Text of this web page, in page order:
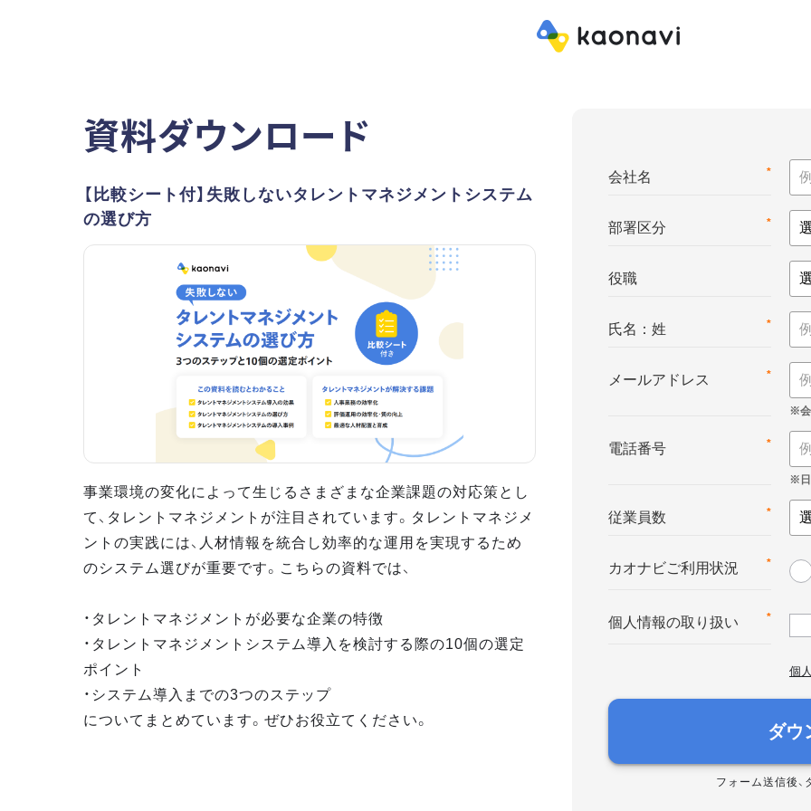
資料ダウンロード
【比較シート付】失敗しないタレントマネジメントシステム
の選び方
事業環境の変化によって生じるさまざまな企業課題の対応策とし
て、タレントマネジメントが注目されています。タレントマネジメ
ントの実践には、人材情報を統合し効率的な運用を実現するため
のシステム選びが重要です。こちらの資料では、
・タレントマネジメントが必要な企業の特徴
・タレントマネジメントシステム導入を検討する際の10個の選定
ポイント
・システム導入までの3つのステップ
についてまとめています。ぜひお役立てください。
*
会社名
*
部署区分
役職
*
氏名：姓
*
メールアドレス
*
電話番号
*
従業員数
*
カオナビご利用状況
*
個人情報の取り扱い
個
ダウ
フォーム送信後